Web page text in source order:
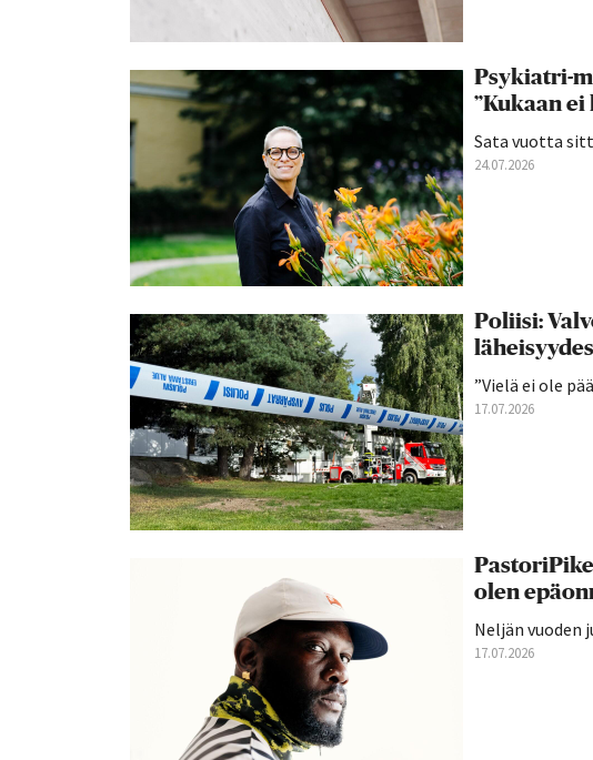
Psykiatri-
”Kukaan
Sata vuotta
24.07.2026
Poliisi:
”Vielä ei ole
17.07.2026
olen
Neljän vuoden
17.07.2026